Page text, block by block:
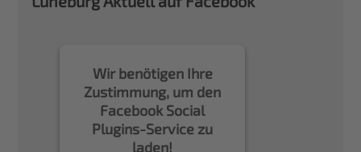
Wir benötigen Ihre
Zustimmung, um den
Facebook Social
Plugins-Service zu
laden!